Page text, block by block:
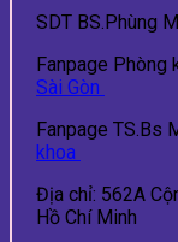
SDT BS.Phùng
Fanpage Phòng
Sài Gòn
Fanpage TS.Bs
khoa
Địa chỉ: 562A
Hồ Chí Minh